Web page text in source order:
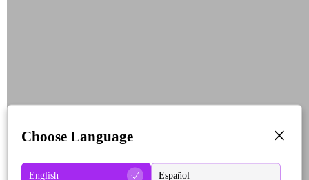
Choose Language
English Español